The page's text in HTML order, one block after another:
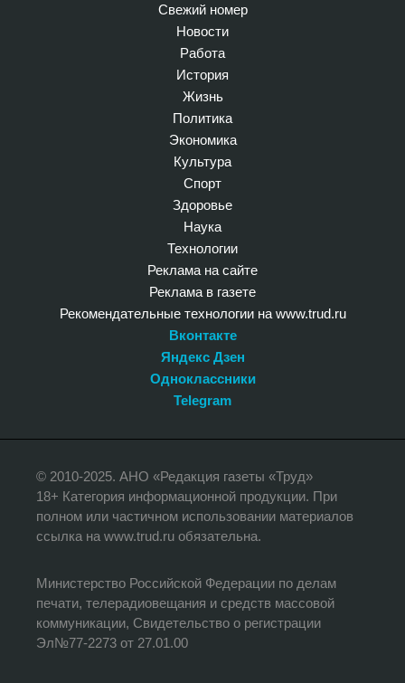
Свежий номер
Новости
Работа
История
Жизнь
Политика
Экономика
Культура
Спорт
Здоровье
Наука
Технологии
Реклама на сайте
Реклама в газете
Рекомендательные технологии на www.trud.ru
Вконтакте
Яндекс Дзен
Одноклассники
Telegram
© 2010-2025. АНО «Редакция газеты «Труд»
18+ Категория информационной продукции. При
полном или частичном использовании материалов
ссылка на www.trud.ru обязательна.
Министерство Российской Федерации по делам
печати, телерадиовещания и средств массовой
коммуникации, Свидетельство о регистрации
Эл№77-2273 от 27.01.00